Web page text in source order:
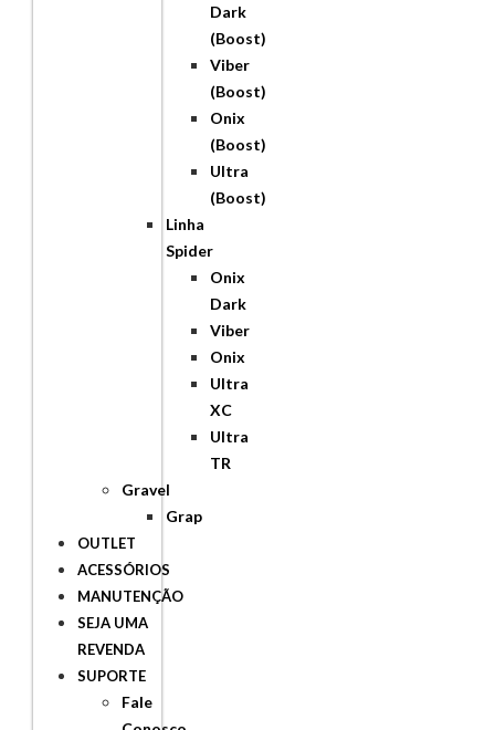
Dark
(Boost)
Viber
(Boost)
Onix
(Boost)
Ultra
(Boost)
Linha
Spider
Onix
Dark
Viber
Onix
Ultra
XC
Ultra
TR
Gravel
Grap
OUTLET
ACESSÓRIOS
MANUTENÇÃO
SEJA UMA
REVENDA
SUPORTE
Fale